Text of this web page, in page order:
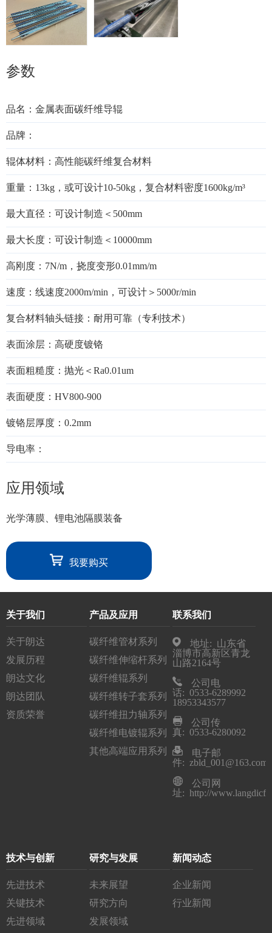
参数
品名：金属表面碳纤维导辊
品牌：
辊体材料：高性能碳纤维复合材料
重量：13kg，或可设计10-50kg，复合材料密度1600kg/m³
最大直径：可设计制造＜500mm
最大长度：可设计制造＜10000mm
高刚度：7N/m，挠度变形0.01mm/m
速度：线速度2000m/min，可设计＞5000r/min
复合材料轴头链接：耐用可靠（专利技术）
表面涂层：高硬度镀铬
表面粗糙度：抛光＜Ra0.01um
表面硬度：HV800-900
镀铬层厚度：0.2mm
导电率：
应用领域
光学薄膜、锂电池隔膜装备
我要购买
关于我们
关于朗达
发展历程
朗达文化
朗达团队
资质荣誉
产品及应用
碳纤维管材系列
碳纤维伸缩杆系列
碳纤维辊系列
碳纤维转子套系列
碳纤维扭力轴系列
碳纤维电镀辊系列
其他高端应用系列
联系我们
地址: 山东省
淄博市高新区青龙
山路2164号
公司电
话: 0533-6289992
18953343577
公司传
真: 0533-6280092
电子邮
件: zbld_001@163.com
公司网
址: http://
技术与创新
先进技术
关键技术
先进领域
研究与发展
未来展望
研究方向
发展领域
新闻动态
企业新闻
行业新闻